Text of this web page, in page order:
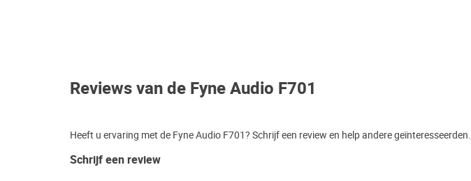
Reviews van de Fyne Audio F701
Heeft u ervaring met de Fyne Audio F701? Schrijf een review en help andere geïnteresseerden.
Schrijf een review